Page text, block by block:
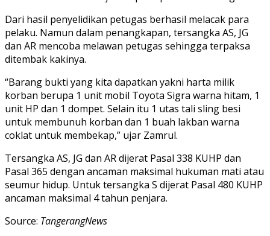
Dari hasil penyelidikan petugas berhasil melacak para
pelaku. Namun dalam penangkapan, tersangka AS, JG
dan AR mencoba melawan petugas sehingga terpaksa
ditembak kakinya.
“Barang bukti yang kita dapatkan yakni harta milik
korban berupa 1 unit mobil Toyota Sigra warna hitam, 1
unit HP dan 1 dompet. Selain itu 1 utas tali sling besi
untuk membunuh korban dan 1 buah lakban warna
coklat untuk membekap,” ujar Zamrul.
Tersangka AS, JG dan AR dijerat Pasal 338 KUHP dan
Pasal 365 dengan ancaman maksimal hukuman mati atau
seumur hidup. Untuk tersangka S dijerat Pasal 480 KUHP
ancaman maksimal 4 tahun penjara.
Source: TangerangNews